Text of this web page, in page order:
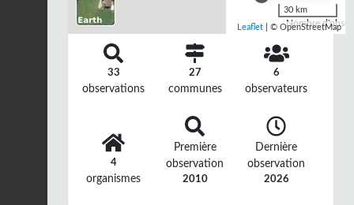
Nombre
30 km
Leaflet | © OpenStreetMap
33
observations
27
communes
6
observateurs
4
organismes
Première
observation
2010
Dernière
observation
2026